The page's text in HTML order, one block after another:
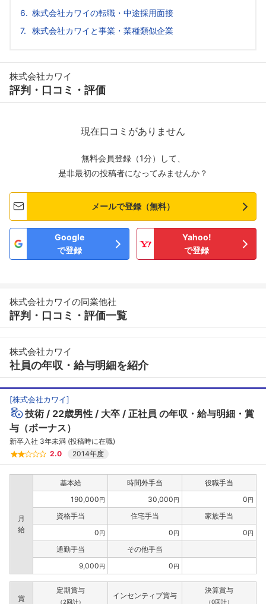
株式会社カワイの転職・中途採用面接
株式会社カワイと事業・業種類似企業
株式会社カワイ
評判・口コミ・評価
現在口コミがありません
無料会員登録（1分）して、
是非最初の投稿者になってみませんか？
メールで登録（無料）
Google
で登録
Yahoo!
で登録
株式会社カワイの同業他社
評判・口コミ・評価一覧
株式会社カワイ
社員の年収・給与明細を紹介
[株式会社カワイ]
技術 22歳男性 大卒 正社員 の年収・給与明細・賞
与（ボーナス）
新卒入社 3年未満 (投稿時に在職)
2.0
2014年度
月
給
基本給 時間外手当
役職手当
190,000円 30,000円 0円
資格手当 住宅手当
家族手当
0円 0円 0円
通勤手当
その他手当
9,000円 0円
賞
定期賞与
（2回計）
インセンティブ賞与
決算賞与
（0回計）